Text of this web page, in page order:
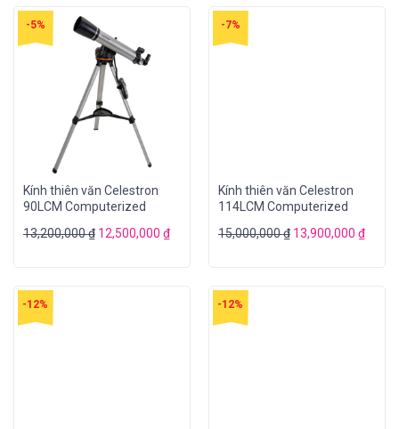
-5%
Kính thiên văn Celestron
90LCM Computerized
13,200,000₫ 12,500,000 ₫
-7%
Kính thiên văn Celestron
114LCM Computerized
15,000,000₫ 13,900,000 ₫
-12% -12%